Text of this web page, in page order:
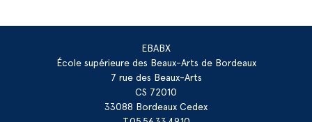
EBABX
École supérieure des Beaux-Arts de Bordeaux
7 rue des Beaux-Arts
CS 72010
33088 Bordeaux Cedex